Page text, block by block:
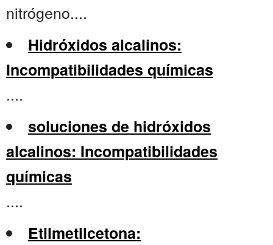
nitrógeno....
Hidróxidos alcalinos:
Incompatibilidades químicas
....
soluciones de hidróxidos
alcalinos: Incompatibilidades
químicas
....
Etilmetilcetona: